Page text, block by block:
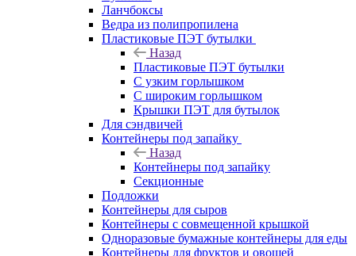
Ланчбоксы
Ведра из полипропилена
Пластиковые ПЭТ бутылки
Назад
Пластиковые ПЭТ бутылки
С узким горлышком
С широким горлышком
Крышки ПЭТ для бутылок
Для сэндвичей
Контейнеры под запайку
Назад
Контейнеры под запайку
Секционные
Подложки
Контейнеры для сыров
Контейнеры с совмещенной крышкой
Одноразовые бумажные контейнеры для еды
Контейнеры для фруктов и овощей